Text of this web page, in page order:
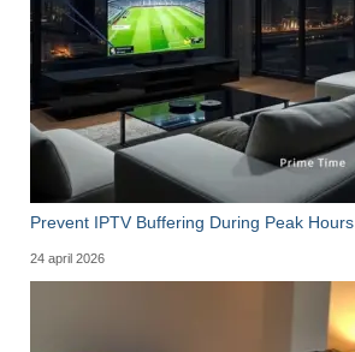
Prevent IPTV Buffering During Peak Hours
24 april 2026